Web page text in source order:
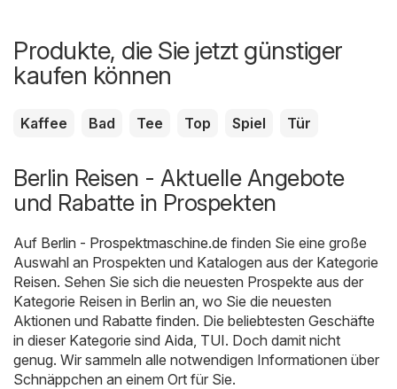
Produkte, die Sie jetzt günstiger
kaufen können
Kaffee Bad Tee Top Spiel Tür
Berlin Reisen - Aktuelle Angebote
und Rabatte in Prospekten
Auf Berlin - Prospektmaschine.de finden Sie eine große
Auswahl an Prospekten und Katalogen aus der Kategorie
Reisen. Sehen Sie sich die neuesten Prospekte aus der
Kategorie Reisen in Berlin an, wo Sie die neuesten
Aktionen und Rabatte finden. Die beliebtesten Geschäfte
in dieser Kategorie sind Aida TUI. Doch damit nicht
genug. Wir sammeln alle notwendigen Informationen über
Schnäppchen an einem Ort für Sie.